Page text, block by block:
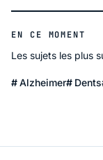
EN CE MOMENT
Les sujets les plus
Alzheimer Dents